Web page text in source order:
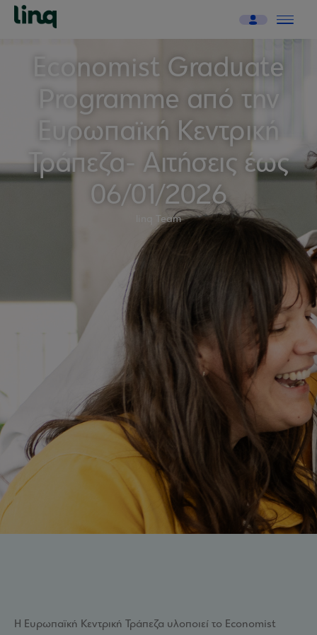
Economist Graduate
Programme από την
Ευρωπαϊκή Κεντρική
Τράπεζα- Αιτήσεις έως
06/01/2026
linq Team
Η Ευρωπαϊκή Κεντρική Τράπεζα υλοποιεί το Economist